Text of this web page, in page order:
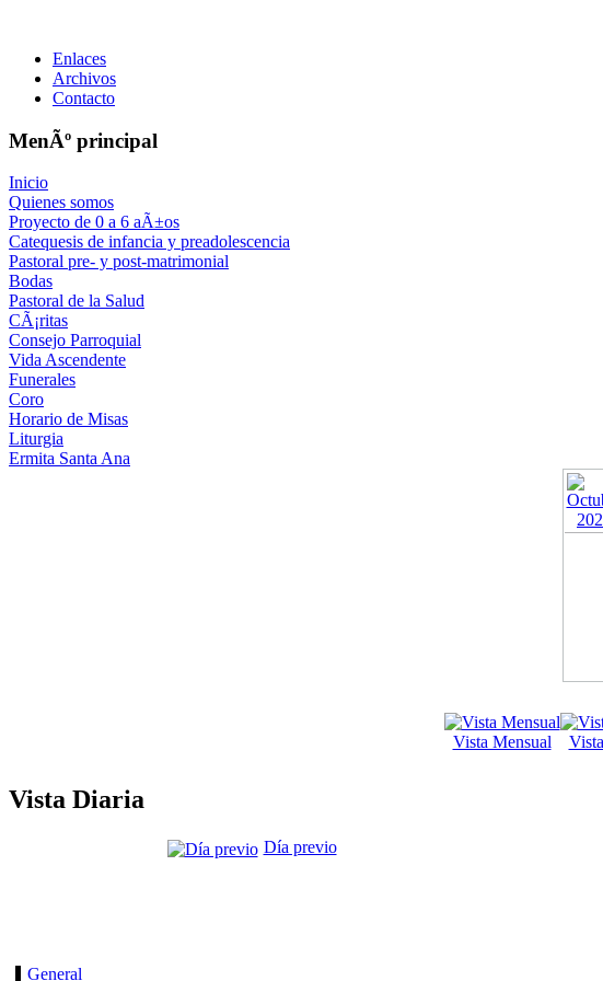
Enlaces
Archivos
Contacto
MenÃº principal
Inicio
Quienes somos
Proyecto de 0 a 6 aÃ±os
Catequesis de infancia y preadolescencia
Pastoral pre- y post-matrimonial
Bodas
Pastoral de la Salud
CÃ¡ritas
Consejo Parroquial
Vida Ascendente
Funerales
Coro
Horario de Misas
Liturgia
Ermita Santa Ana
Vista Mensual
Vista Diaria
Día previo
General